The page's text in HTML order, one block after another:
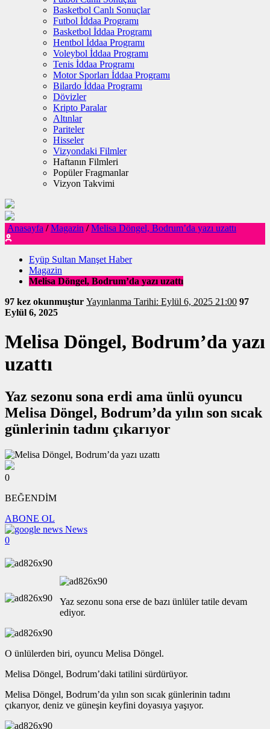
Basketbol Canlı Sonuçlar
Futbol İddaa Programı
Basketbol İddaa Programı
Hentbol İddaa Programı
Voleybol İddaa Programı
Tenis İddaa Programı
Motor Sporları İddaa Programı
Bilardo İddaa Programı
Dövizler
Kripto Paralar
Altınlar
Pariteler
Hisseler
Vizyondaki Filmler
Haftanın Filmleri
Popüler Fragmanlar
Vizyon Takvimi
Anasayfa / Magazin / Melisa Döngel, Bodrum’da yazı uzattı
Eyüp Sultan Manşet Haber
Magazin
Melisa Döngel, Bodrum’da yazı uzattı
97 kez okunmuştur
Yayınlanma Tarihi: Eylül 6, 2025 21:00 97
Eylül 6, 2025
Melisa Döngel, Bodrum’da yazı
uzattı
Yaz sezonu sona erdi ama ünlü oyuncu
Melisa Döngel, Bodrum’da yılın son sıcak
günlerinin tadını çıkarıyor
0
BEĞENDİM
ABONE OL
News
0
Yaz sezonu sona erse de bazı ünlüler tatile devam
ediyor.
O ünlülerden biri, oyuncu Melisa Döngel.
Melisa Döngel, Bodrum’daki tatilini sürdürüyor.
Melisa Döngel, Bodrum’da yılın son sıcak günlerinin tadını
çıkarıyor, deniz ve güneşin keyfini doyasıya yaşıyor.